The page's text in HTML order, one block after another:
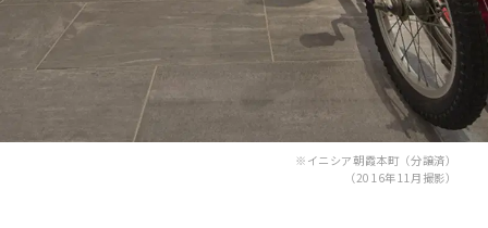
※イニシア朝霞本町（分譲済）
（2016年11月撮影）